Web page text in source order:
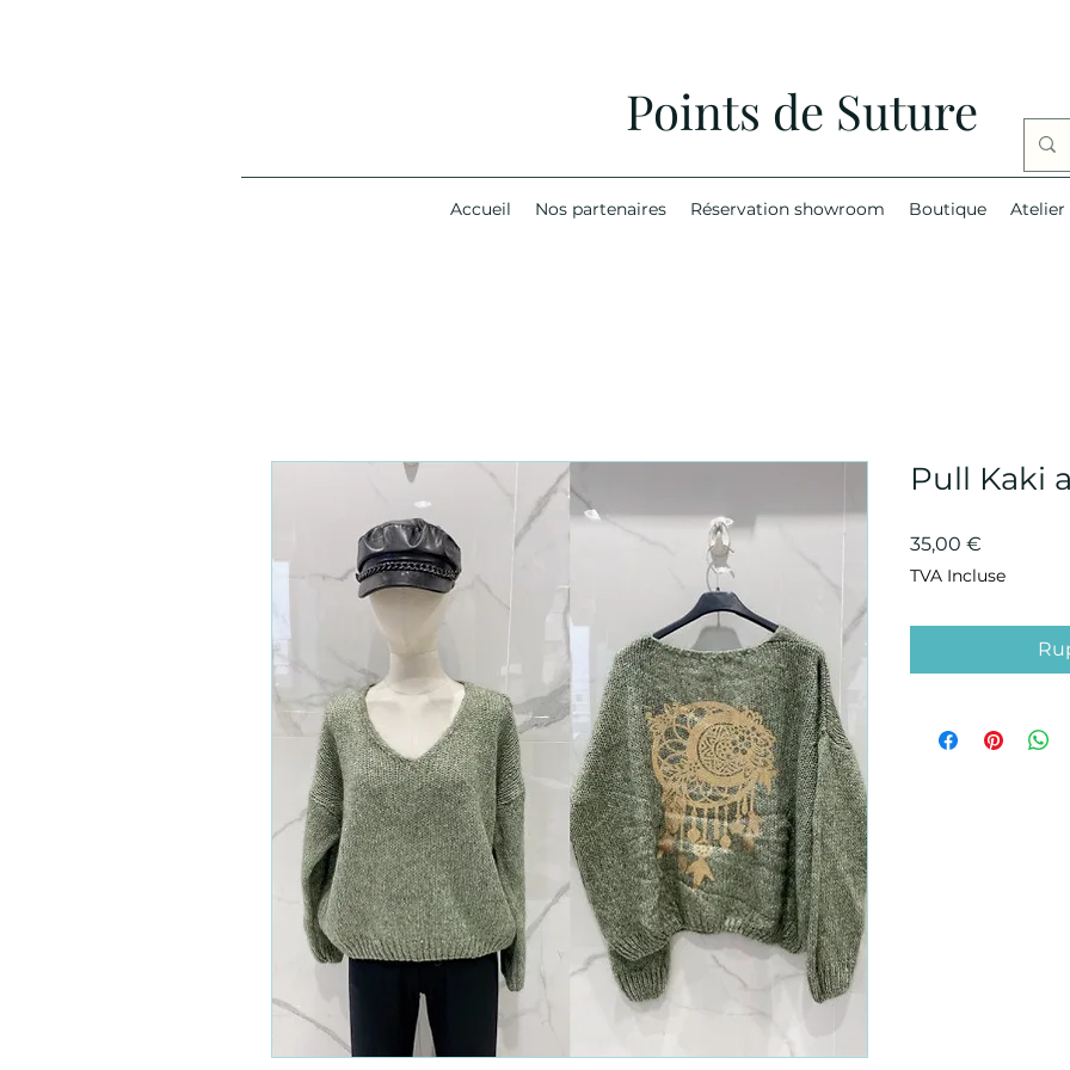
Points de Suture
Accueil Nos partenaires Réservation showroom Boutique Atelier
Pull Kaki
35,00 €
TVA Incluse